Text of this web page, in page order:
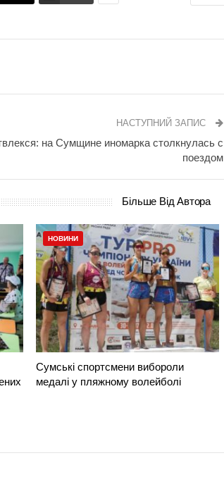
НАСТУПНИЙ ЗАПИС
на Сумщине иномарка столкнулась с
поездом
Більше Від Автора
НОВИНИ
Сумські спортсмени вибороли
медалі у пляжному волейболі